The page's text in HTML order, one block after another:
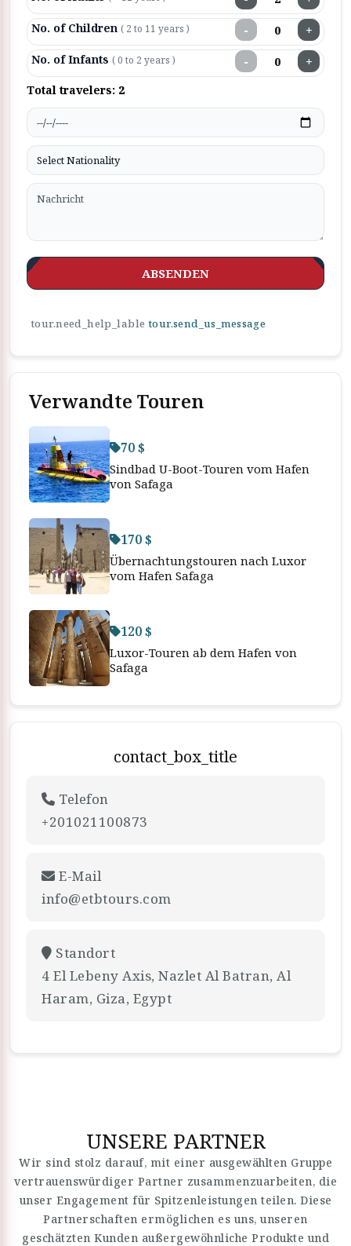
No. of Children ( 2 to 11 years ) − +
No. of Infants ( 0 to 2 years ) − +
Total travelers: 2
ABSENDEN
tour.need_help_lable tour.send_us_message
Verwandte Touren
70 $
Sindbad U-Boot-Touren vom Hafen
von Safaga
170 $
Übernachtungstouren nach Luxor
vom Hafen Safaga
120 $
Luxor-Touren ab dem Hafen von
Safaga
contact_box_title
Telefon
+201021100873
E-Mail
info@etbtours.com
Standort
4 El Lebeny Axis, Nazlet Al Batran, Al
Haram, Giza, Egypt
UNSERE PARTNER
Wir sind stolz darauf, mit einer ausgewählten Gruppe
vertrauenswürdiger Partner zusammenzuarbeiten, die
unser Engagement für Spitzenleistungen teilen. Diese
Partnerschaften ermöglichen es uns, unseren
geschätzten Kunden außergewöhnliche Produkte und